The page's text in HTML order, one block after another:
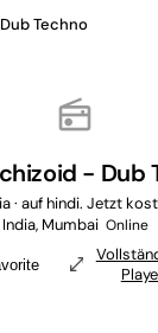
Techno
radio
- Dub
· auf hindi. Jetzt
India, Mumbai Online
open_in_full